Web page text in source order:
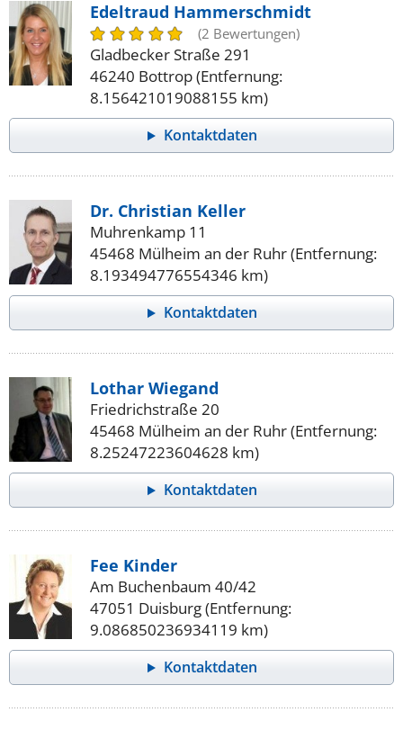
Edeltraud Hammerschmidt
(2 Bewertungen)
Gladbecker Straße 291
46240 Bottrop (Entfernung:
8.156421019088155 km)
Kontaktdaten
Dr. Christian Keller
Muhrenkamp 11
45468 Mülheim an der Ruhr (Entfernung:
8.193494776554346 km)
Kontaktdaten
Lothar Wiegand
Friedrichstraße 20
45468 Mülheim an der Ruhr (Entfernung:
8.25247223604628 km)
Kontaktdaten
Fee Kinder
Am Buchenbaum 40/42
47051 Duisburg (Entfernung:
9.086850236934119 km)
Kontaktdaten